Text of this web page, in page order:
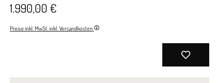
1.990,00 €
Preise inkl. MwSt. inkl. Versandkosten